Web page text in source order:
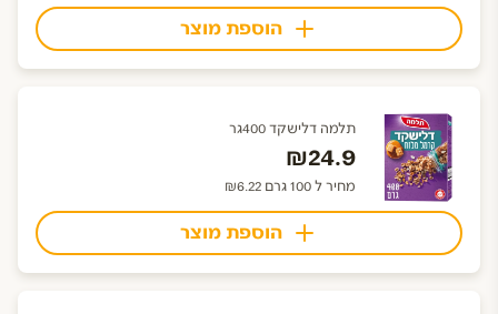
הוספת מוצר
תלמה דלישקד 400גר
₪24.9
מחיר ל 100 גרם ₪6.22
הוספת מוצר